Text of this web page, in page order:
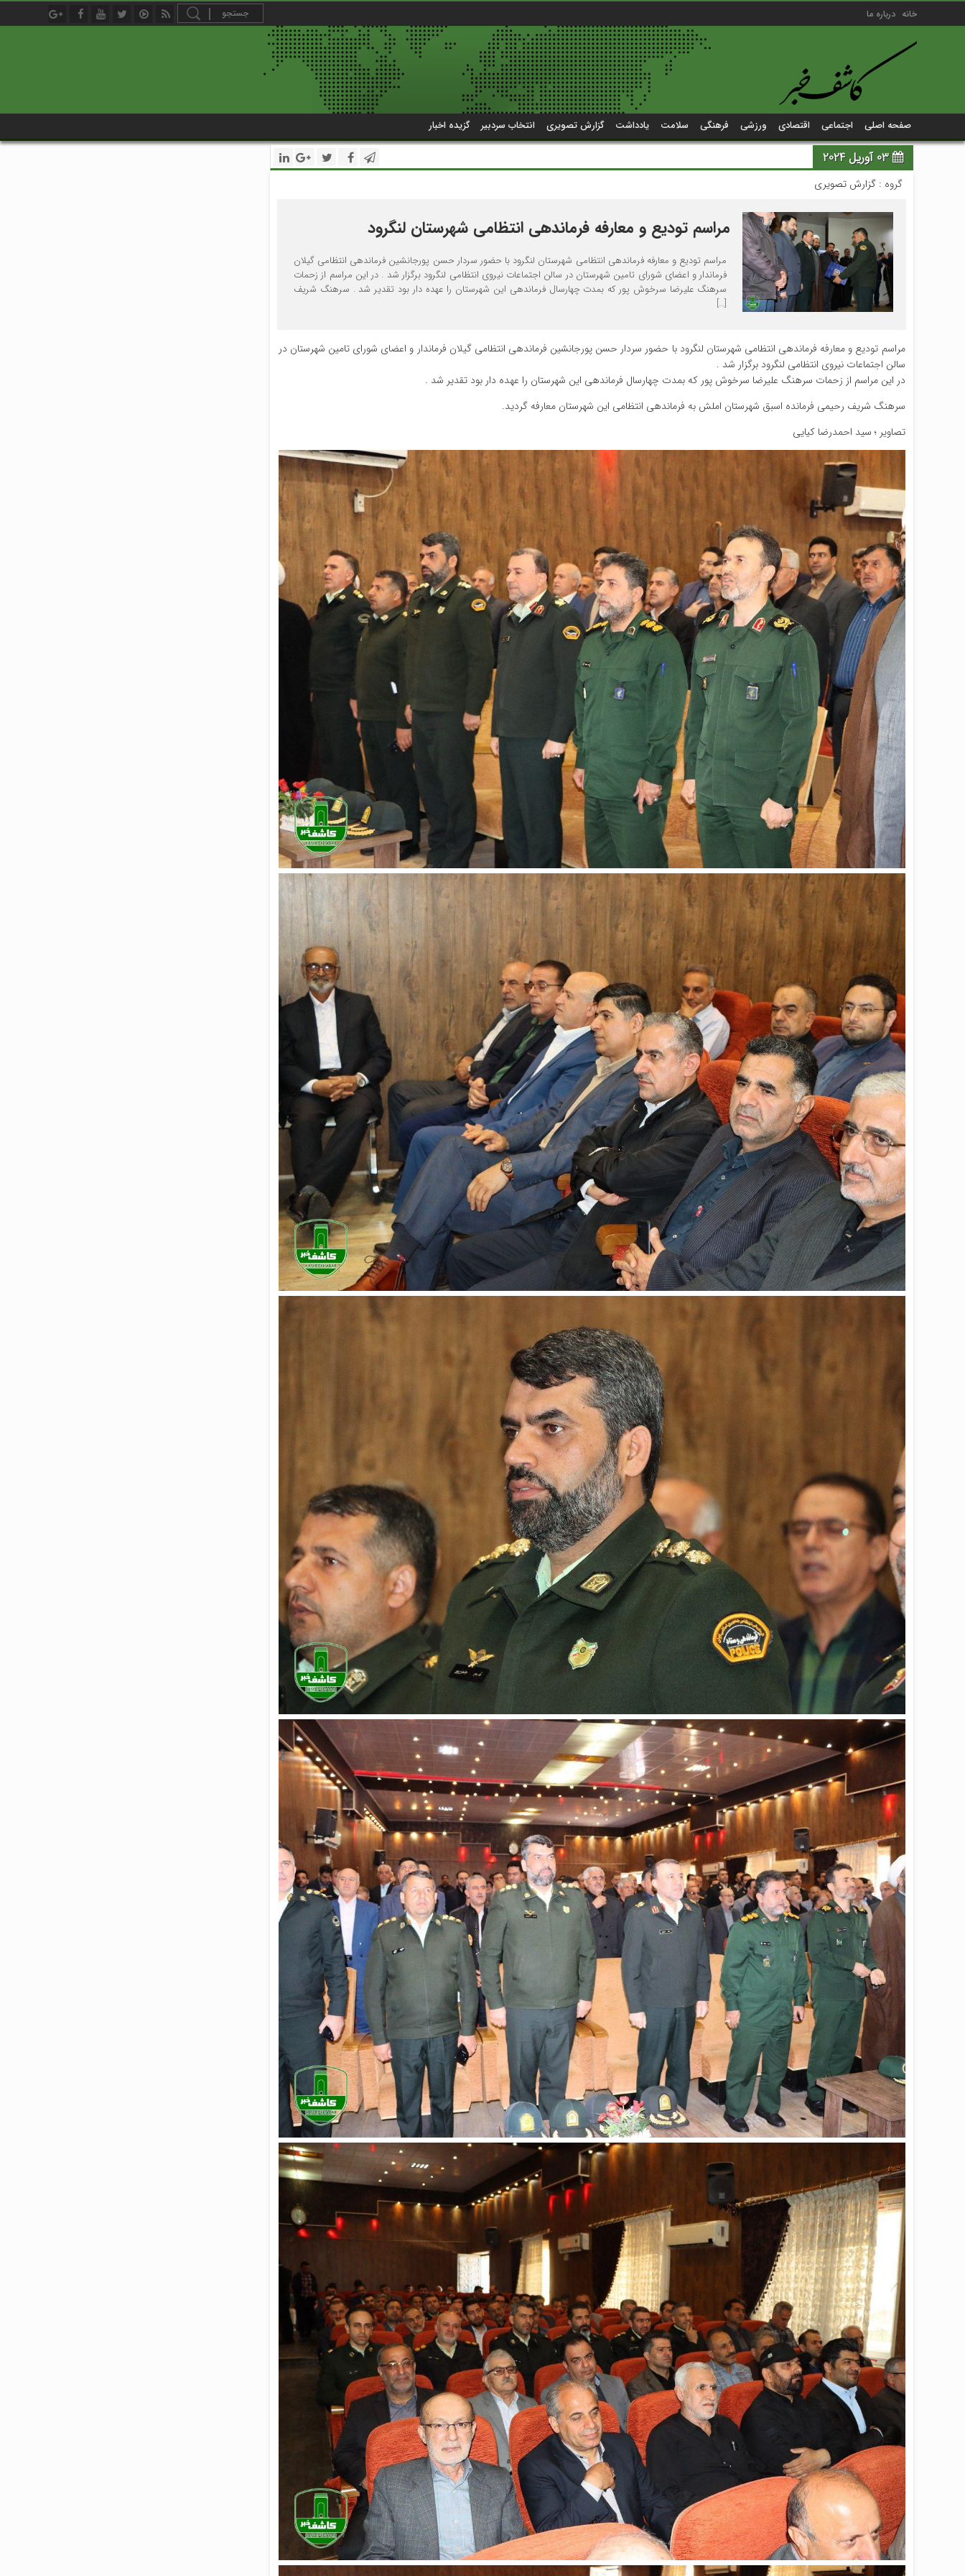
خانه درباره ما
صفحه اصلی اجتماعی اقتصادی ورزشی فرهنگی سلامت یادداشت گزارش تصویری انتخاب سردبیر گزیده اخبار
03 آوریل 2024
گروه :گزارش تصویری
مراسم تودیع و معارفه فرماندهی انتظامی شهرستان لنگرود
مراسم تودیع و معارفه فرماندهی انتظامی شهرستان لنگرود با حضور سردار حسن پورجانشین فرماندهی انتظامی گیلان
فرماندار و اعضای شورای تامین شهرستان در سالن اجتماعات نیروی انتظامی لنگرود برگزار شد . در این مراسم از زحمات
سرهنگ علیرضا سرخوش پور که بمدت چهارسال فرماندهی این شهرستان را عهده دار بود تقدیر شد . سرهنگ شریف
[…]
مراسم تودیع و معارفه فرماندهی انتظامی شهرستان لنگرود با حضور سردار حسن پورجانشین فرماندهی انتظامی گیلان فرماندار و اعضای شورای تامین شهرستان در
سالن اجتماعات نیروی انتظامی لنگرود برگزار شد .
در این مراسم از زحمات سرهنگ علیرضا سرخوش پور که بمدت چهارسال فرماندهی این شهرستان را عهده دار بود تقدیر شد .
سرهنگ شریف رحیمی فرمانده اسبق شهرستان املش به فرماندهی انتظامی این شهرستان معارفه گردید.
تصاویر ؛ سید احمدرضا کیایی